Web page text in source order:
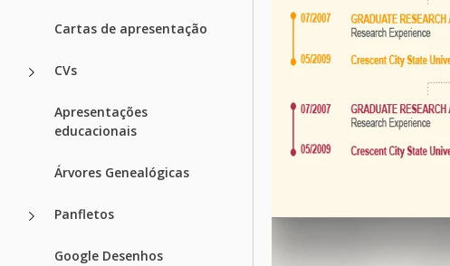
Cartas de apresentação
CVs
Apresentações
educacionais
Árvores Genealógicas
Panfletos
Google Desenhos